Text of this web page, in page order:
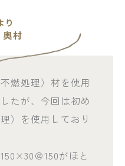
村
燃処理）材を使用
たが、今回は初め
）を使用しており
＠150がほと